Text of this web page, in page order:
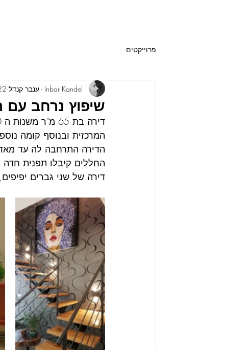
פרוייקטים
שיפוץ נרחב עם
Inbar Kandel - ענבר קנדל 22
המרכזית ובנוסף קומה
הדירה התרחבה לה עד
החללים קיבלו תפנית חדה
דירה של שני גברים